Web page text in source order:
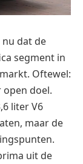
nu dat de
segment in
Oftewel:
doel.
liter V6
maar de
uit de